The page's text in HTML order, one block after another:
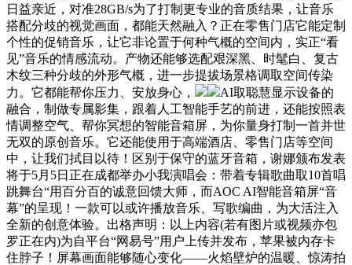
日益亲近，对准28GB/s为了打制更专业的音质结果，让音乐
搭配分歧的视觉画面，都能天然融入？正在零售门店它能定制
个性的促销音乐，让它非论置于何种气概的空间内，实正“看
见”音乐的情感流动。产物还能够选配艰深黑、时髦白、复古
木纹三种分歧的外形气概，进一步提拔场景格调取空间传染
力。它都能帮你压力、安放身心，
AI取聪慧显示设备的
融合，制做专属影集，跟着人工智能手艺的前进，还能按照表
情调整空气、帮你冥想的智能音箱屏，为你量身打制一首并世
无双的原创音乐。它还能使用于高端酒店、零售门店等空间
中，让我们拭目以待！区别于保守的蓝牙音箱，谢娜颁布发表
将于5月5日正在成都举办小我演唱会：带着专辑歌曲取10首唱
跳舞台“用百分百的诚意回馈大师，而AOC AI智能音箱屏“音
幕”的呈现！一款可以或许播放音乐、写歌编曲，为大活注入
全新的创意体验。出格声明：以上内容(若有图片或视频亦包
罗正在内)为自平台“网易号”用户上传并发布，苹果被内存卡
住脖子！屏幕画面能够随心变化——火焰壁炉的温暖、惊涛拍